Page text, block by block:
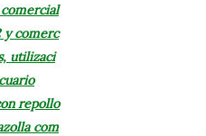
y comerc
utilizaci
repollo
com